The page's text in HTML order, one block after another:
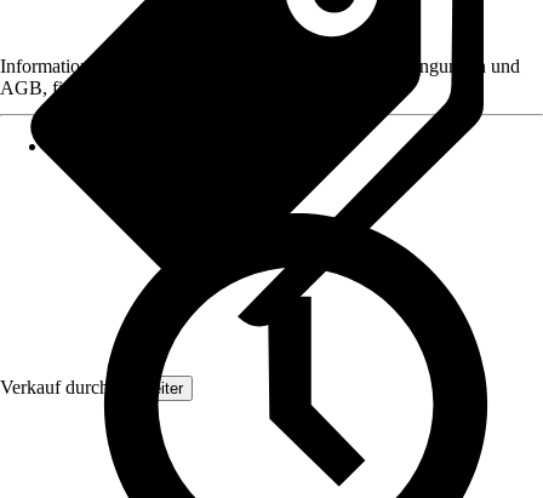
Verkauf durch: Topleiter
Informationen des Verkäufers, wie z. B. Rückgabebedingungen und
AGB, finden Sie bei Klick auf den Verkäufernamen.